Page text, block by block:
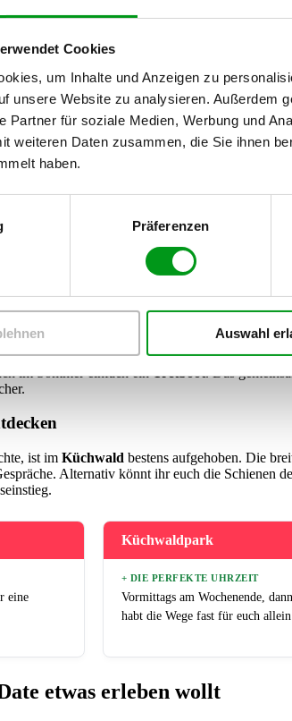
Cookies
um Inhalte und Anzeigen zu
unsere Website zu analysieren. Außerdem
Partner für soziale Medien, Werbung und
weiteren Daten zusammen, die Sie ihnen
haben.
Präferenzen
Auswahl
rund um den Neumarkt und die Innere
Areal bis hin zu verschiedenen hippen
jedoch auf ein paar wichtige Details:
die euch zum Schreien zwingt)
prüfen
Dates in der Stadt
Treffen
. Ihr geht nebeneinander her, was
viele grüne Oasen direkt im Stadtgebiet zu
Locations. Ein entspannter Rundgang am
im Sommer einfach einTretboot. Das
ist im Küchwald bestens aufgehoben. Die
Alternativ könnt ihr euch die Schienen
eine
Küchwaldpark
+ DIE PERFEKTE UHRZEIT
Vormittags am Wochenende,
habt die Wege fast für euch
etwas erleben wollt